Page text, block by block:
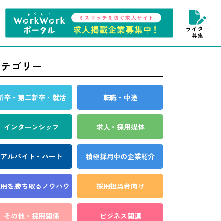
ライター
募集
ゴリー
卒・第二新卒・就活 転職・中途
インターンシップ 求人・採用媒体
アルバイト・パート 積極採用中の企業紹介
を勝ち取る ノウハウ 採用担当者向け
その他・採用関係 ビジネス関連